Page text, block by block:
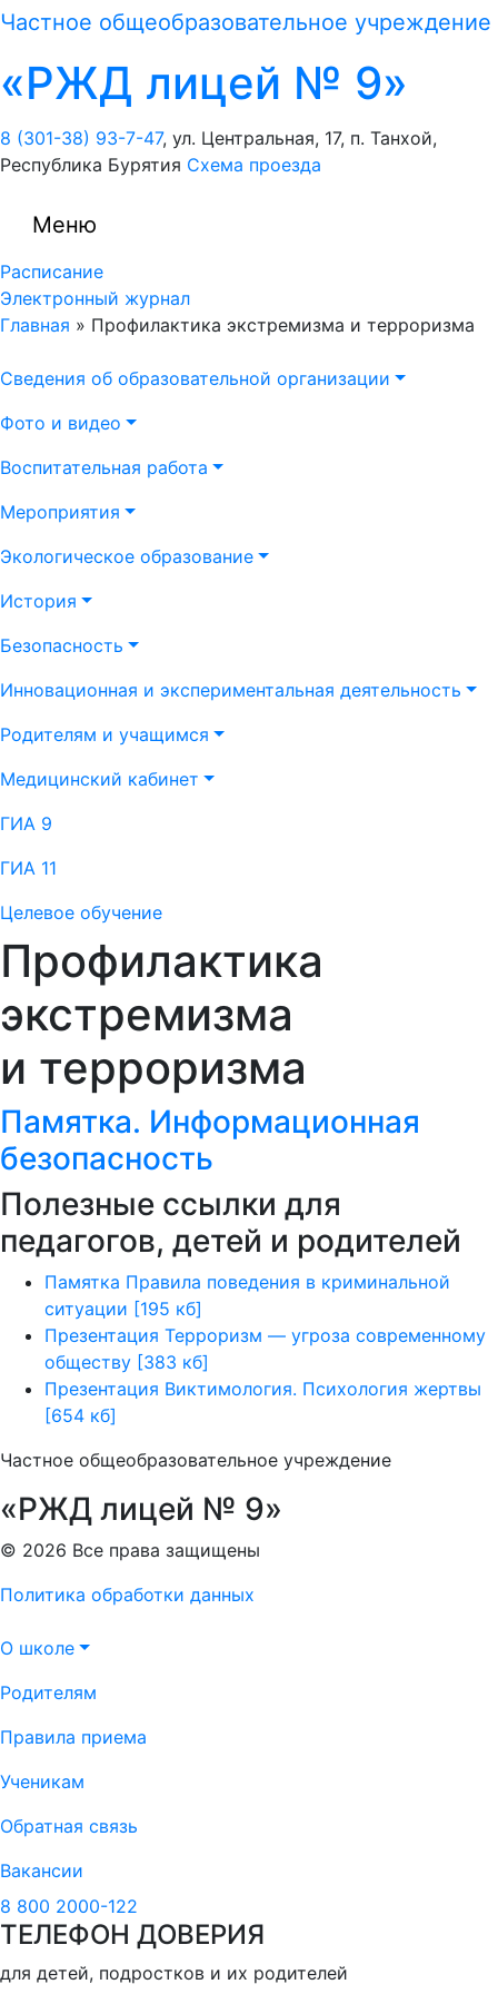
Частное общеобразовательное учреждение
«РЖД лицей № 9»
8 (301-38) 93-7-47, ул. Центральная, 17, п. Танхой,
Республика Бурятия Схема проезда
Меню
Расписание
Электронный журнал
Главная » Профилактика экстремизма и терроризма
Сведения об образовательной организации
Фото и видео
Воспитательная работа
Мероприятия
Экологическое образование
История
Безопасность
Инновационная и экспериментальная деятельность
Родителям и учащимся
Медицинский кабинет
ГИА 9
ГИА 11
Целевое обучение
Профилактика
экстремизма
и терроризма
Памятка. Информационная
безопасность
Полезные ссылки для
педагогов, детей и родителей
Памятка Правила поведения в криминальной
ситуации [195 кб]
Презентация Терроризм — угроза современному
обществу [383 кб]
Презентация Виктимология. Психология жертвы
[654 кб]
Частное общеобразовательное учреждение
«РЖД лицей № 9»
© 2026 Все права защищены
Политика обработки данных
О школе
Родителям
Правила приема
Ученикам
Обратная связь
Вакансии
8 800 2000-122
ТЕЛЕФОН ДОВЕРИЯ
для детей, подростков и их родителей